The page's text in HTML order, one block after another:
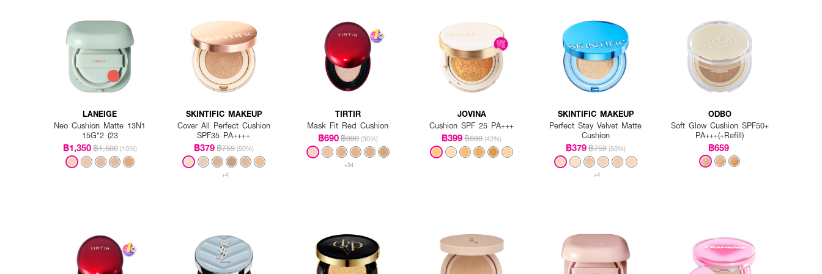
How to Use :
ใช้พัฟฟองน้ำกดเนื้อคุชชั่นในปริมาณที่ต้องการ จากนั้นกดพัฟให้ทั่วใบหน้า
LANEIGE
Neo Cushion Matte 13N1
15G*2 (23
฿1,350฿1,500 (10%)
SKINTIFIC MAKEUP
Cover All Perfect Cushion
SPF35 PA++++
฿379฿759 (50%)
+4
TIRTIR
Mask Fit Red Cushion
฿690฿990 (30%)
+34
JOVINA
Cushion SPF 25 PA+++
฿399฿690 (42%)
SKINTIFIC MAKEUP
Perfect Stay Velvet Matte
Cushion
฿379฿759 (50%)
+4
ODBO
Soft Glow Cushion SPF50+
PA+++(+Refill)
฿659